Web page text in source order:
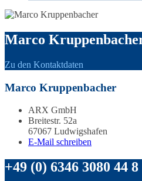
Marco
Zu den Kontaktdaten
Marco Kruppenbacher
ARX GmbH
Breitestr. 52a
67067 Ludwigshafen
E-Mail schreiben
+49 (0) 6346 3080 44 8